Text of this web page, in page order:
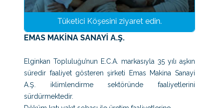
Elper Yatırım
Elper Sigorta
Valf
Serel Seramik
Tüketici Köşesini ziyaret edin.
EMAS MAKİNA SANAYİ A.Ş.
Elginkan Topluluğu’nun E.C.A. markasıyla 35 yılı aşkın
süredir faaliyet gösteren şirketi Emas Makina Sanayi
A.Ş. iklimlendirme sektöründe faaliyetlerini
sürdürmektedir.